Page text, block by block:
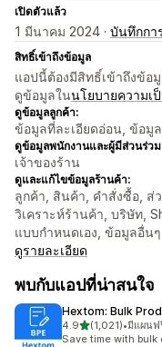
เปิดตัวแล้ว
1 มีนาคม 2024 · บันทึกกา
สิทธิ์เข้าถึงข้อมูล
แอปนี้ต้องมีสิทธิ์เข้าถึงข้อ
ดูข้อมูลในนโยบายความเ
ดูข้อมูลลูกค้า:
ข้อมูลที่ละเอียดอ่อน, ข้อมู
ดูข้อมูลพนักงานและผู้มีส่วนร่ว
เจ้าของร้าน
ดูและแก้ไขข้อมูลร้านค้า:
ลูกค้า, สินค้า, คำสั่งซื้อ, ส่
วิเคราะห์ร้านค้า, บริษัท,
แบบกำหนดเอง, ข้อมูลอื่นๆ
ดูรายละเอียด
พบกับแอปที่น่าสนใจ
Hextom: Bulk
4.9เต็ม 5 ดาว
(1,021)
ทั้งหมด 1021 รีวิว
•มีแผนฟ
Save time with bulk